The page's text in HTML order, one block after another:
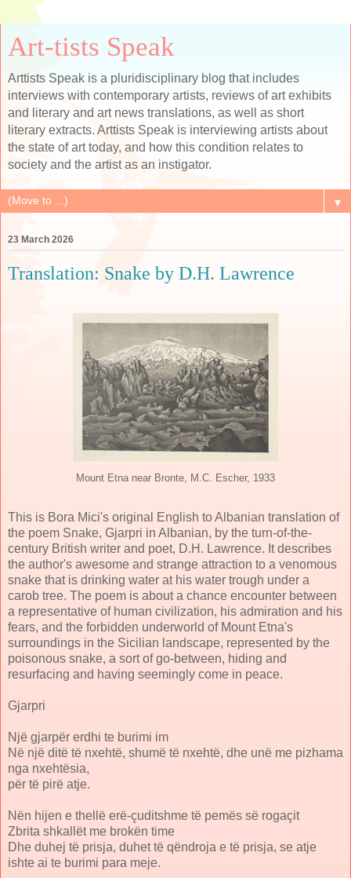
Art-tists Speak
Arttists Speak is a pluridisciplinary blog that includes
interviews with contemporary artists, reviews of art exhibits
and literary and art news translations, as well as short
literary extracts. Arttists Speak is interviewing artists about
the state of art today, and how this condition relates to
society and the artist as an instigator.
▼
23 March 2026
Translation: Snake by D.H. Lawrence
Mount Etna near Bronte, M.C. Escher, 1933
This is Bora Mici's original English to Albanian translation of
the poem Snake, Gjarpri in Albanian, by the turn-of-the-
century British writer and poet, D.H. Lawrence. It describes
the author's awesome and strange attraction to a venomous
snake that is drinking water at his water trough under a
carob tree. The poem is about a chance encounter between
a representative of human civilization, his admiration and his
fears, and the forbidden underworld of Mount Etna's
surroundings in the Sicilian landscape, represented by the
poisonous snake, a sort of go-between, hiding and
resurfacing and having seemingly come in peace.
Gjarpri
Një gjarpër erdhi te burimi im
Në një ditë të nxehtë, shumë të nxehtë, dhe unë me pizhama
nga nxehtësia,
për të pirë atje.
Nën hijen e thellë erë-çuditshme të pemës së rogaçit
Zbrita shkallët me brokën time
Dhe duhej të prisja, duhet të qëndroja e të prisja, se atje
ishte ai te burimi para meje.